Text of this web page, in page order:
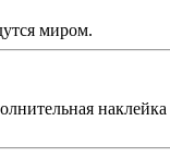
миром.